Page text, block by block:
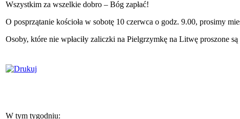
Wszystkim za wszelkie dobro – Bóg zapłać!
O posprzątanie kościoła w sobotę 10 czerwca o godz. 9.00, prosimy
Osoby, które nie wpłaciły zaliczki na Pielgrzymkę na Litwę proszone
W tym tygodniu: